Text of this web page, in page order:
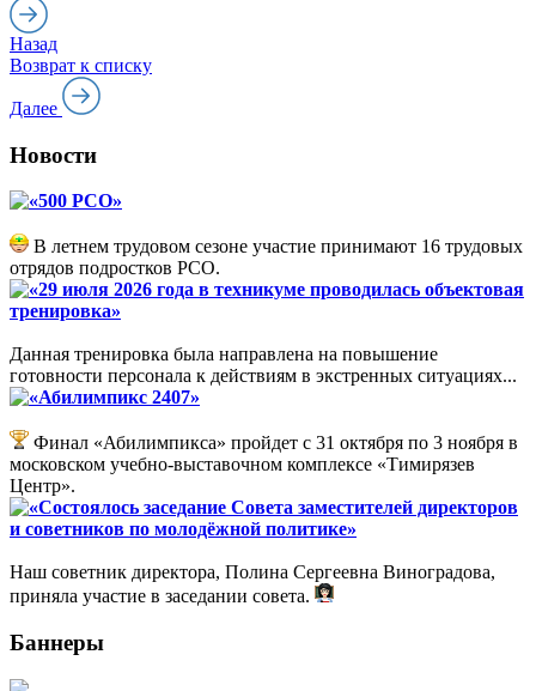
Назад
Возврат к списку
Далее
Новости
«500 РСО»
В летнем трудовом сезоне участие принимают 16 трудовых
отрядов подростков РСО.
«29 июля 2026 года в техникуме проводилась объектовая
тренировка»
Данная тренировка была направлена на повышение
готовности персонала к действиям в экстренных ситуациях...
«Абилимпикс 2407»
Финал «Абилимпикса» пройдет с 31 октября по 3 ноября в
московском учебно-выставочном комплексе «Тимирязев
Центр».
«Состоялось заседание Совета заместителей директоров
и советников по молодёжной политике»
Наш советник директора, Полина Сергеевна Виноградова,
приняла участие в заседании совета.
Баннеры